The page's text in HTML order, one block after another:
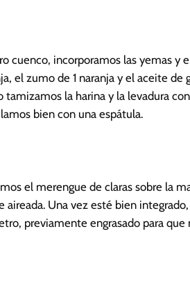
cuenco, incorporamos las yemas y
el zumo de 1 naranja y el aceite
tamizamos la harina y la levadura
bien con una espátula.
el merengue de claras sobre la
aireada. Una vez esté bien
previamente engrasado para que